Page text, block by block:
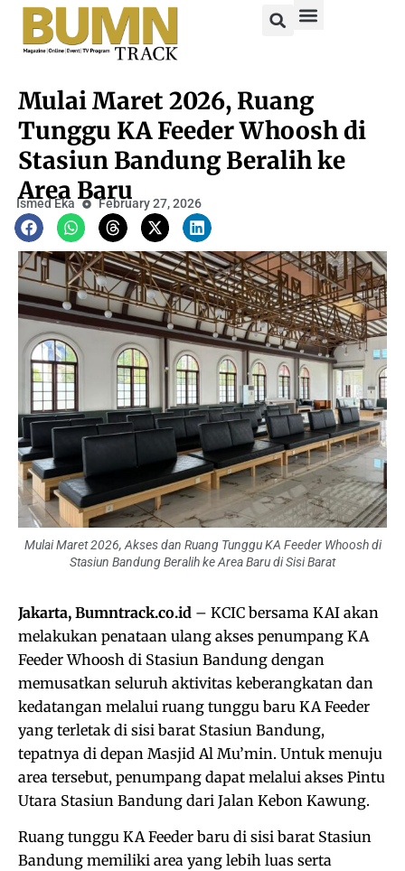
Mulai Maret 2026, Ruang
Tunggu KA Feeder Whoosh di
Stasiun Bandung Beralih ke
Area Baru
Ismed Eka February 27, 2026
Mulai Maret 2026, Akses dan Ruang Tunggu KA Feeder Whoosh di
Stasiun Bandung Beralih ke Area Baru di Sisi Barat
Jakarta, Bumntrack.co.id – KCIC bersama KAI akan
melakukan penataan ulang akses penumpang KA
Feeder Whoosh di Stasiun Bandung dengan
memusatkan seluruh aktivitas keberangkatan dan
kedatangan melalui ruang tunggu baru KA Feeder
yang terletak di sisi barat Stasiun Bandung,
tepatnya di depan Masjid Al Mu’min. Untuk menuju
area tersebut, penumpang dapat melalui akses Pintu
Utara Stasiun Bandung dari Jalan Kebon Kawung.
Ruang tunggu KA Feeder baru di sisi barat Stasiun
Bandung memiliki area yang lebih luas serta